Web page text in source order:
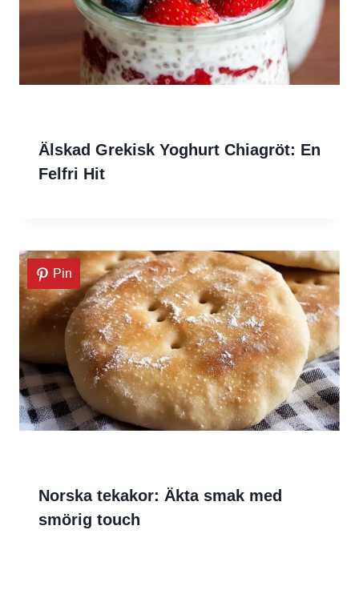
Älskad Grekisk Yoghurt Chiagröt: En
Felfri Hit
Pin
Norska tekakor: Äkta smak med
smörig touch